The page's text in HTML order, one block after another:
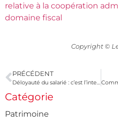
relative à la coopération
domaine fiscal
Copyright ©
PRÉCÉDENT
Déloyauté du salarié : c’est l’intention qui compte !
Catégorie
Patrimoine